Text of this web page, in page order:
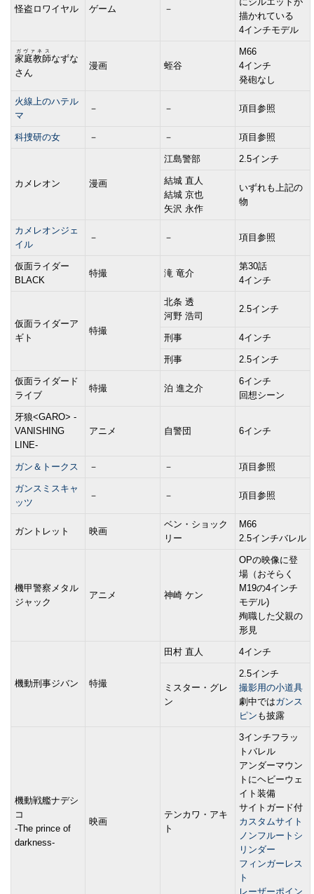
怪盗ロワイヤル ゲーム －
描かれている
4インチモデル
家庭教師
ガヴァネス
なずな
さん
漫画 蛭谷
M66
4インチ
発砲なし
火線上のハテル
マ
－ － 項目参照
科捜研の女 － － 項目参照
カメレオン 漫画
江島警部 2.5インチ
結城 直人
結城 京也
矢沢 永作
いずれも上記の
物
カメレオンジェ
イル
－ － 項目参照
仮面ライダー
BLACK
特撮 滝 竜介
第30話
4インチ
仮面ライダーア
ギト
特撮
北条 透
河野 浩司
2.5インチ
刑事 4インチ
刑事 2.5インチ
仮面ライダード
ライブ
特撮 泊 進之介
6インチ
回想シーン
牙狼<GARO> -
VANISHING
LINE-
アニメ 自警団 6インチ
ガン＆トークス － － 項目参照
ガンスミスキャ
ッツ
－ － 項目参照
ガントレット 映画
ベン・ショック
リー
M66
2.5インチバレル
機甲警察メタル
ジャック
アニメ 神崎 ケン
OPの映像に登
場（おそらく
M19の4インチ
モデル)
殉職した父親の
形見
機動刑事ジバン 特撮
田村 直人 4インチ
ミスター・グレ
ン
2.5インチ
撮影用の小道具
劇中ではガンス
ピン も披露
機動戦艦ナデシ
コ
-The prince of
darkness-
映画
テンカワ・アキ
ト
3インチフラッ
トバレル
アンダーマウン
トにヘビーウェ
イト装備
サイトガード付
カスタムサイト
ノンフルートシ
リンダー
フィンガーレス
ト
レーザーポイン